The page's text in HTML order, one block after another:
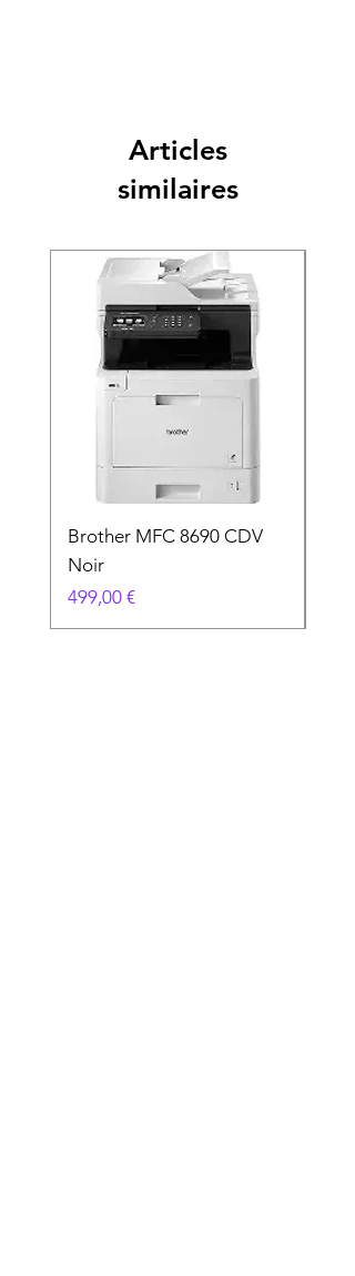
Articles
similaires
Brother MFC 8690 CDV
Noir
Prix
499,00 €